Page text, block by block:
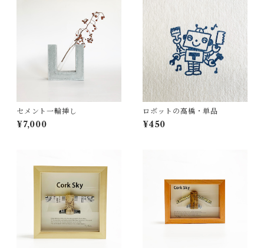
セメント一輪挿し
¥7,000
ロボットの高橋・単品
¥450